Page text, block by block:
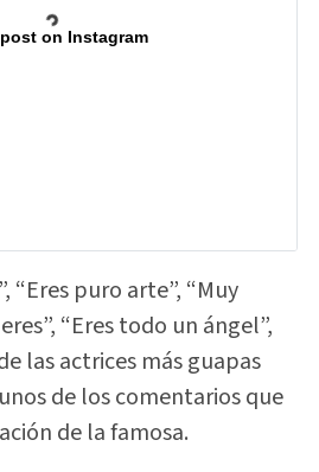
on Instagram
“Eres puro arte”, “Muy
“Eres todo un ángel”,
las actrices más guapas
de los comentarios que
de la famosa.